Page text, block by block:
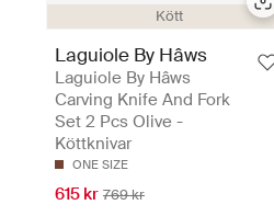
Kött
Laguiole By Hâws
Laguiole By Hâws
Carving Knife And Fork
Set 2 Pcs Olive -
Köttknivar
ONE SIZE
615 kr 769 kr